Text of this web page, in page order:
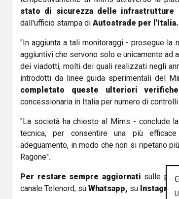
stato di sicurezza delle
dall'ufficio stampa di Autostrade per l'Italia.
"In aggiunta a tali monitoraggi - prosegue
aggiuntivi che servono solo e unicamente ad
dei viadotti, molti dei quali realizzati negli
introdotti da linee guida sperimentali del
completato queste ulteriori
concessionaria in Italia per numero di
"La società ha chiesto al Mims - conclude
tecnica, per consentire una più
adeguamento, in modo che non si ripetano
Ragone".
Per restare sempre aggiornati sulle
canale Telenord, su Whatsapp, su Instagram